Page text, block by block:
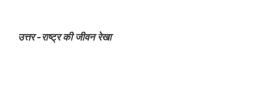
उत्तर -राष्ट्र की जीवन रेखा